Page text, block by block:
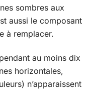
sombres aux
aussi le composant
à remplacer.
au moins dix
horizontales,
n’apparaissent